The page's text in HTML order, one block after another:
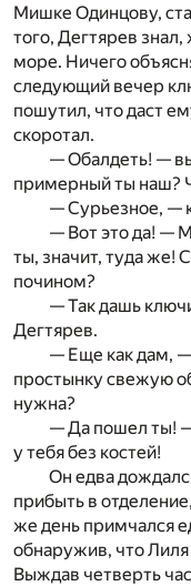
Мишке Одинцову,
того, Дегтярев
море. Ничего
следующий вечер
пошутил, что даст
скоротал.
— Обалдеть! —
примерный ты наш?
— Сурьезное, —
— Вот это да! —
ты, значит, туда же!
почином?
— Так дашь
Дегтярев.
— Еще как дам,
простынку свежую
нужна?
— Да пошел ты! —
у тебя без костей!
Он едва
прибыть в
же день примчался
обнаружив, что
Выждав четверть